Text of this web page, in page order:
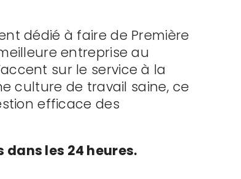
dédié à faire de Première
entreprise au
sur le service à la
culture de travail saine, ce
efficace des
les 24 heures.